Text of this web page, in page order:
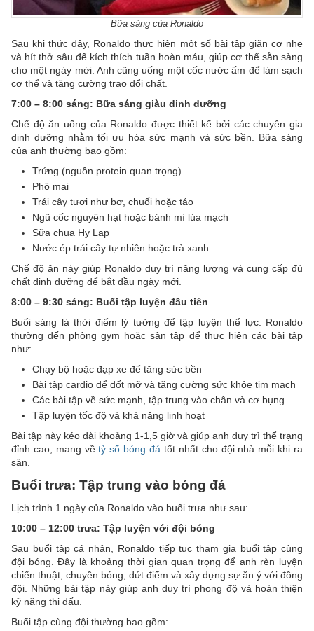
Bữa sáng của Ronaldo
Sau khi thức dậy, Ronaldo thực hiện một số bài tập giãn cơ nhẹ
và hít thở sâu để kích thích tuần hoàn máu, giúp cơ thể sẵn sàng
cho một ngày mới. Anh cũng uống một cốc nước ấm để làm sạch
cơ thể và tăng cường trao đổi chất.
7:00 – 8:00 sáng: Bữa sáng giàu dinh dưỡng
Chế độ ăn uống của Ronaldo được thiết kế bởi các chuyên gia
dinh dưỡng nhằm tối ưu hóa sức mạnh và sức bền. Bữa sáng
của anh thường bao gồm:
Trứng (nguồn protein quan trọng)
Phô mai
Trái cây tươi như bơ, chuối hoặc táo
Ngũ cốc nguyên hạt hoặc bánh mì lúa mạch
Sữa chua Hy Lạp
Nước ép trái cây tự nhiên hoặc trà xanh
Chế độ ăn này giúp Ronaldo duy trì năng lượng và cung cấp đủ
chất dinh dưỡng để bắt đầu ngày mới.
8:00 – 9:30 sáng: Buổi tập luyện đầu tiên
Buổi sáng là thời điểm lý tưởng để tập luyện thể lực. Ronaldo
thường đến phòng gym hoặc sân tập để thực hiện các bài tập
như:
Chạy bộ hoặc đạp xe để tăng sức bền
Bài tập cardio để đốt mỡ và tăng cường sức khỏe tim mạch
Các bài tập về sức mạnh, tập trung vào chân và cơ bụng
Tập luyện tốc độ và khả năng linh hoạt
Bài tập này kéo dài khoảng 1-1,5 giờ và giúp anh duy trì thể trạng
đỉnh cao, mang vềtỷ số bóng đá tốt nhất cho đội nhà mỗi khi ra
sân.
Buổi trưa: Tập trung vào bóng đá
Lịch trình 1 ngày của Ronaldo vào buổi trưa như sau:
10:00 – 12:00 trưa: Tập luyện với đội bóng
Sau buổi tập cá nhân, Ronaldo tiếp tục tham gia buổi tập cùng
đội bóng. Đây là khoảng thời gian quan trọng để anh rèn luyện
chiến thuật, chuyền bóng, dứt điểm và xây dựng sự ăn ý với đồng
đội. Những bài tập này giúp anh duy trì phong độ và hoàn thiện
kỹ năng thi đấu.
Buổi tập cùng đội thường bao gồm: